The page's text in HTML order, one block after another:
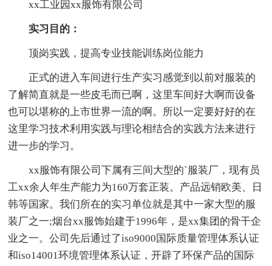
xx工业园xx服饰有限公司
实习目的：
顶岗实践，提高专业技能训练岗位能力
正式的进入车间进行生产实习感觉到以前对服装的
了解简直就是一些皮毛而已啊，这里车间好大啊而设备
也可以堪称的上市世界一流的啊。所以一定要好好的在
这里学习技术利用实践与理论相结合的实践方法来进行
进一步的学习。
xx服饰有限公司下属有三间大型的`服装厂，现有员
工xx余人年生产能力为160万套正装。产品远销欧美、日
韩等国家。我们所在的实习单位就是其中一家大型的服
装厂之一;烟台xx服饰始建于1996年，是xx集团的骨干企
业之一。公司先后通过了iso9000国际质量管理体系认证
和iso14001环境管理体系认证，开辟了环保产品的国际